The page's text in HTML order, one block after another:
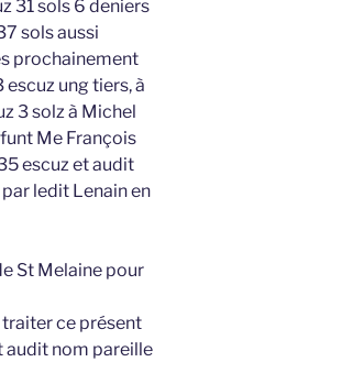
31 sols 6 deniers
sols aussi
prochainement
ung tiers, à
3 solz à Michel
Me François
escuz et audit
ledit Lenain en
St Melaine pour
traiter ce présent
audit nom pareille